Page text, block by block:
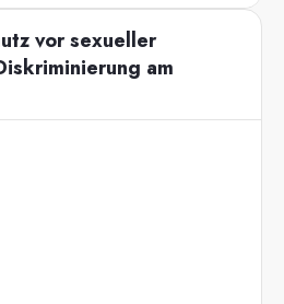
vor sexueller
am